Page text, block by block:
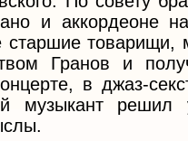
и аккордеоне
старшие товарищи,
Гранов и
в джаз-
музыкант решил